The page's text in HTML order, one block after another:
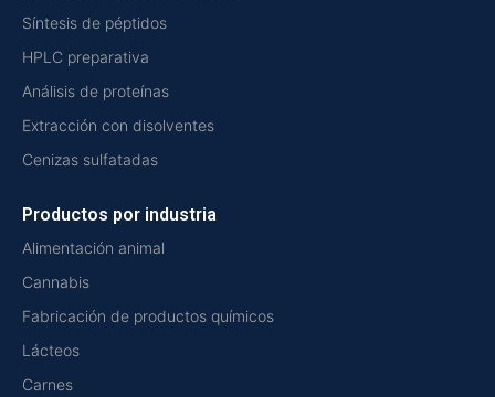
Síntesis de péptidos
HPLC preparativa
Análisis de proteínas
Extracción con disolventes
Cenizas sulfatadas
Productos por industria
Alimentación animal
Cannabis
Fabricación de productos químicos
Lácteos
Carnes